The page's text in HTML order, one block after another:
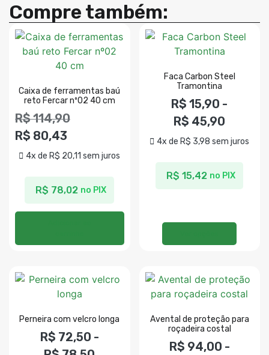
Compre também:
Caixa de ferramentas baú
reto Fercar nº02 40 cm
R$114,90
R$ 80,43
4x de R$ 20,11 sem juros
R$ 78,02 no PIX
Faca Carbon Steel
Tramontina
R$ 15,90 -
R$ 45,90
4x de R$ 3,98 sem juros
R$ 15,42 no PIX
Perneira com velcro longa
R$ 72,50 -
Avental de proteção para
roçadeira costal
R$ 94,00 -